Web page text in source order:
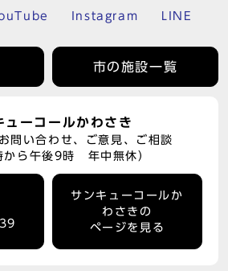
Instagram LINE
市の施設一覧
ューコールかわさき
問い合わせ、ご意見、ご相談
から午後9時 年中無休）
サンキューコールか
わさきの
ページを見る